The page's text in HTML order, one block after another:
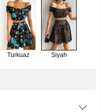
Turkuaz Siyah